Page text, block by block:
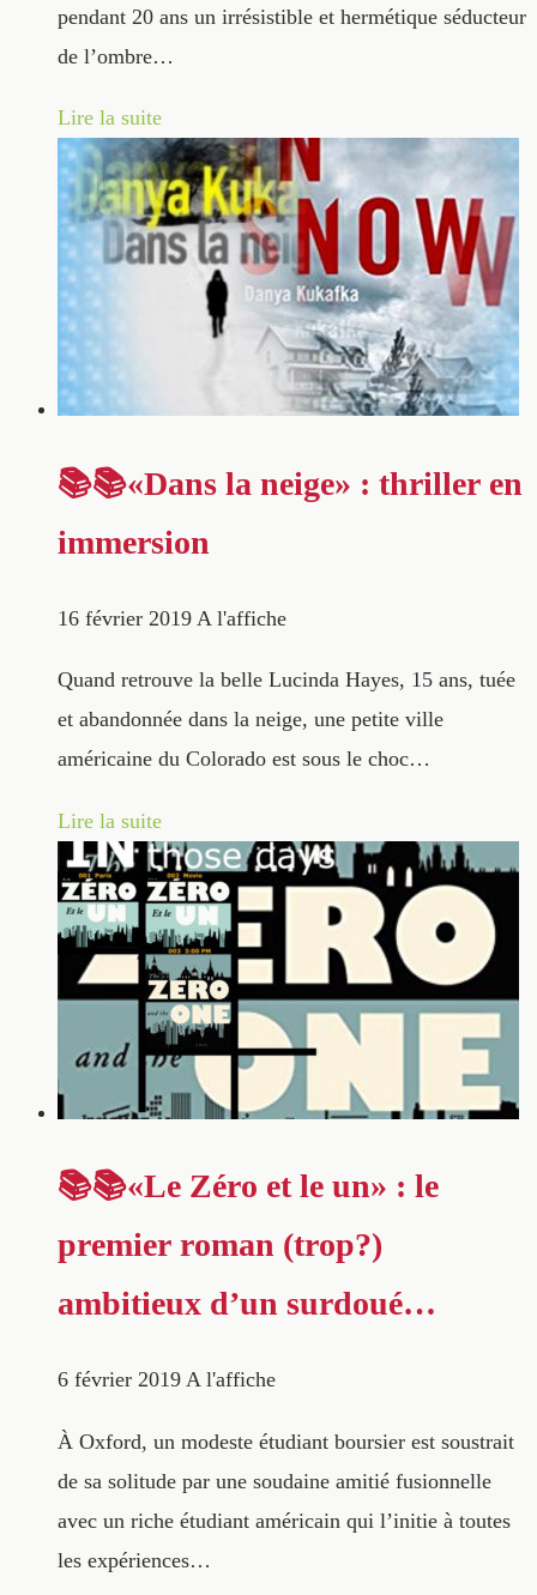
pendant 20 ans un irrésistible et hermétique séducteur
de l’ombre…
Lire la suite
📚📚«Dans la neige» : thriller en
immersion
16 février 2019 A l'affiche
Quand retrouve la belle Lucinda Hayes, 15 ans, tuée
et abandonnée dans la neige, une petite ville
américaine du Colorado est sous le choc…
Lire la suite
📚📚«Le Zéro et le un» : le
premier roman (trop?)
ambitieux d’un surdoué…
6 février 2019 A l'affiche
À Oxford, un modeste étudiant boursier est soustrait
de sa solitude par une soudaine amitié fusionnelle
avec un riche étudiant américain qui l’initie à toutes
les expériences…